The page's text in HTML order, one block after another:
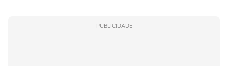
PUBLICIDADE